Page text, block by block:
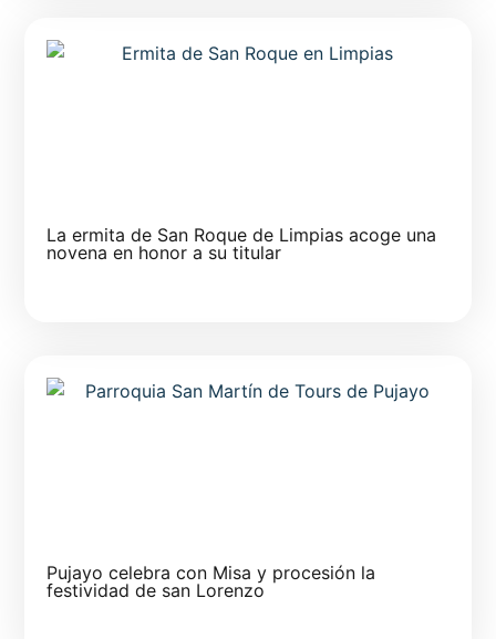
La ermita de San Roque de Limpias acoge una
novena en honor a su titular
Pujayo celebra con Misa y procesión la
festividad de san Lorenzo